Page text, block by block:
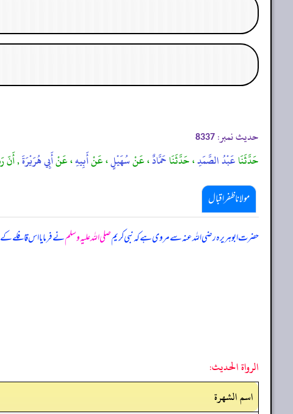
حدیث نمبر: 8337
حَدَّثَنَاعَبْدُ الصَّمَدِ، حَدَّثَنَاحَمَّادٌ، عَنْسُهَيْلٍ، عَنْأَبِيهِ، عَنْأَبِي هُرَيْرَةَ, أَنّ
مولانا ظفر اقبال
حضرت ابوہریرہ رضی اللہ عنہ سے مروی ہے کہ نبی کریمصلی اللہ علیہ وسلمنے فرمایا اس قافلے
الرواة الحديث:
اسم الشهرة